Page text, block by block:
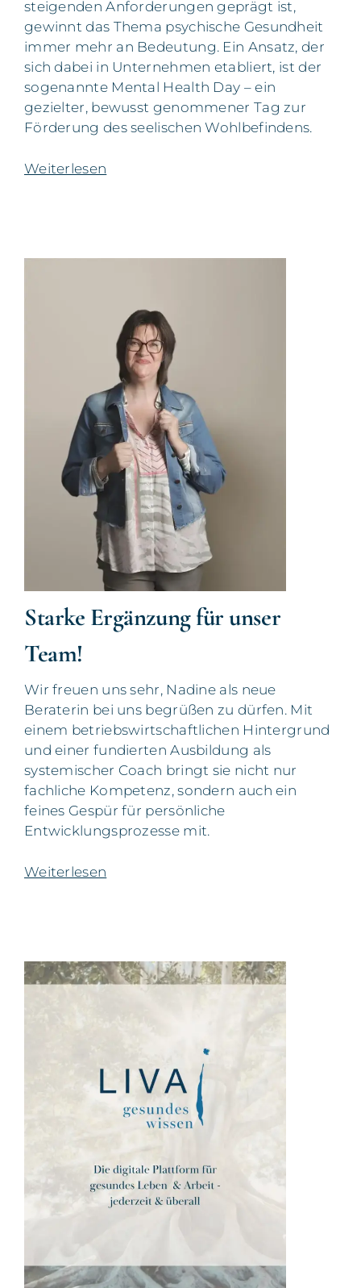
steigenden Anforderungen geprägt ist,
gewinnt das Thema psychische Gesundheit
immer mehr an Bedeutung. Ein Ansatz, der
sich dabei in Unternehmen etabliert, ist der
sogenannte Mental Health Day – ein
gezielter, bewusst genommener Tag zur
Förderung des seelischen Wohlbefindens.
Weiterlesen
Starke Ergänzung für unser
Team!
Wir freuen uns sehr, Nadine als neue
Beraterin bei uns begrüßen zu dürfen. Mit
einem betriebswirtschaftlichen Hintergrund
und einer fundierten Ausbildung als
systemischer Coach bringt sie nicht nur
fachliche Kompetenz, sondern auch ein
feines Gespür für persönliche
Entwicklungsprozesse mit.
Weiterlesen